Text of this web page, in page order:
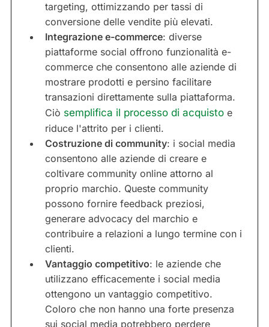
targeting, ottimizzando per tassi di
conversione delle vendite più elevati.
Integrazione e-commerce: diverse
piattaforme social offrono funzionalità e-
commerce che consentono alle aziende di
mostrare prodotti e persino facilitare
transazioni direttamente sulla piattaforma.
Ciò semplifica il processo di acquisto e
riduce l'attrito per i clienti.
Costruzione di community: i social media
consentono alle aziende di creare e
coltivare community online attorno al
proprio marchio. Queste community
possono fornire feedback preziosi,
generare advocacy del marchio e
contribuire a relazioni a lungo termine con i
clienti.
Vantaggio competitivo: le aziende che
utilizzano efficacemente i social media
ottengono un vantaggio competitivo.
Coloro che non hanno una forte presenza
sui social media potrebbero perdere